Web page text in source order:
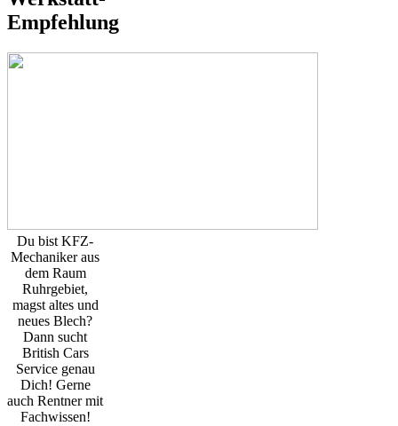
Empfehlung
Du bist KFZ-
Mechaniker aus
dem Raum
Ruhrgebiet,
magst altes und
neues Blech?
Dann sucht
British Cars
Service genau
Dich! Gerne
auch Rentner mit
Fachwissen!